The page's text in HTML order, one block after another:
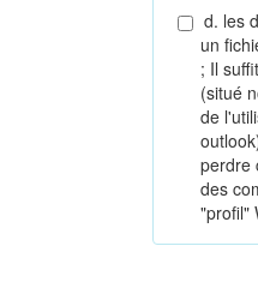
d. les
un
; Il
(situé
de
perdre
des
"profil"